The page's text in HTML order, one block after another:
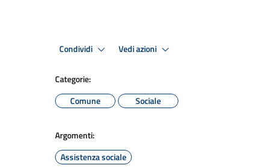
Condividi Vedi azioni
Categorie:
Comune
Sociale
Argomenti:
Assistenza sociale